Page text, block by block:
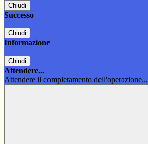
Chiudi
Successo
Chiudi
Informazione
Chiudi
Attendere...
Attendere il completamento dell'operazione...